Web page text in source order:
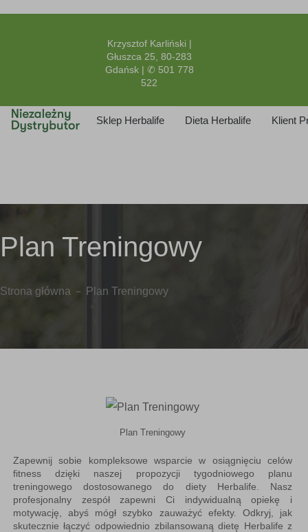
Krzysztof Karliński |
Głuszca 25, 80-283
Gdańsk | ✆ 501 778
522
Sklep Herbalife Dieta Herbalife Klient
Plan Treningowy
Strona główna Plan Treningowy
Plan Treningowy
Zapewnij sobie kompleksowe wsparcie w osiągnięciu celów
fitness dzięki naszej propozycji tygodniowego planu
treningowego dostosowanego do diety Herbalife. Nasz
profesjonalny zespół zapewni Ci indywidualną opiekę i
motywację, abyś mógł szybko zauważyć efekty. Odkryj, jak
skutecznie łączyć odpowiednio zbilansowaną dietę Herbalife z